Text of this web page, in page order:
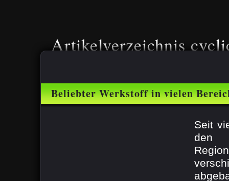
Artikelverzeichnis
Beliebter Werkstoff in vielen
Seit
den